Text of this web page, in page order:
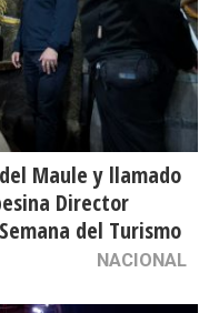
Maule y llamado
Director
del Turismo
NACIONAL